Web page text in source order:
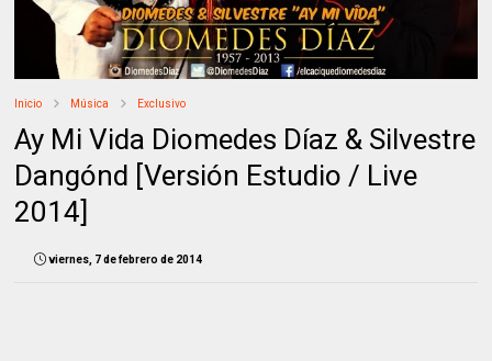
Inicio Música Exclusivo
Ay Mi Vida Diomedes Díaz & Silvestre
Dangónd [Versión Estudio / Live
2014]
viernes, 7 de febrero de 2014